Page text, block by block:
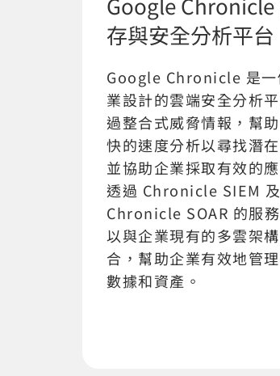
存與安全分析平台
Google Chronicle 是一
業設計的雲端安全分析
過整合式威脅情報，幫
快的速度分析以尋找潛在
並協助企業採取有效的
透過 Chronicle SIEM 及
Chronicle SOAR 的服
以與企業現有的多雲架
合，幫助企業有效地管
數據和資產。